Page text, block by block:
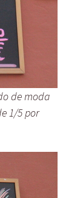
de moda
1/5 por